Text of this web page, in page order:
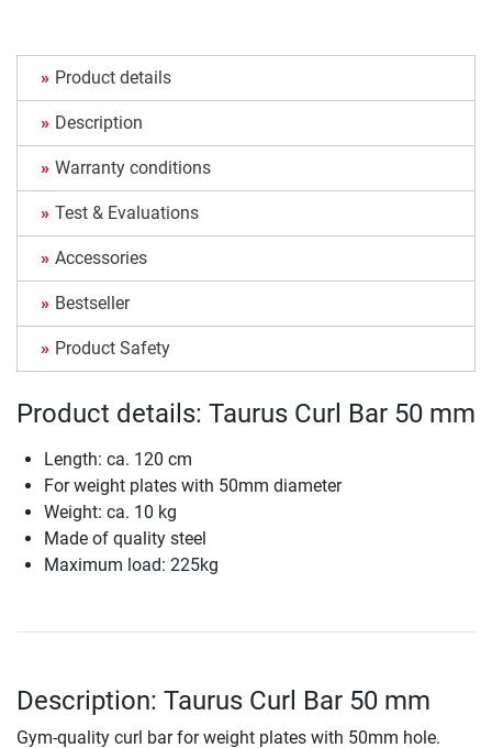
Product details
Description
Warranty conditions
Test & Evaluations
Accessories
Bestseller
Product Safety
Product details: Taurus Curl Bar 50 mm
Length: ca. 120 cm
For weight plates with 50mm diameter
Weight: ca. 10 kg
Made of quality steel
Maximum load: 225kg
Description: Taurus Curl Bar 50 mm
Gym-quality curl bar for weight plates with 50mm hole.